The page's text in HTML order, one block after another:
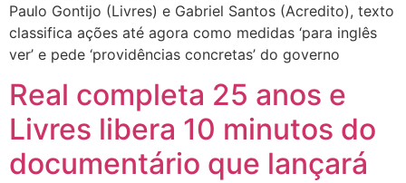
Paulo Gontijo (Livres) e Gabriel Santos (Acredito), texto
classifica ações até agora como medidas ‘para inglês
ver’ e pede ‘providências concretas’ do governo
Real completa 25 anos e
Livres libera 10 minutos do
documentário que lançará